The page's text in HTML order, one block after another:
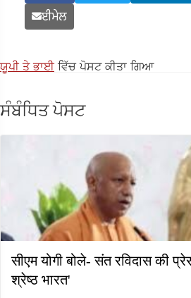
ਈਮੇਲ
ਯੂਪੀ ਤੇ ਭਾਈ ਵਿੱਚ ਪੋਸਟ ਕੀਤਾ ਗਿਆ
ਸੰਬੰਧਿਤ ਪੋਸਟ
सीएम योगी बोले- संत रविदास की
श्रेष्ठ भारत'